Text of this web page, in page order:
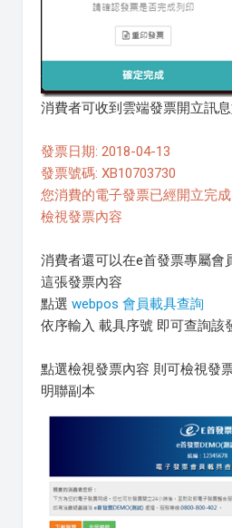
消費者可收到雲端發票開立訊
發票日期: 2018-04-13
發票號碼: XB10703730
您消費的電子發票已經開立完成
檢視發票內容
消費者還可以在e首發票專屬會
這張發票內容
點選 webpos 會員載具查詢
依序輸入 載具序號 即可查詢該
點選檢視發票內容 則可檢視發
明聯副本